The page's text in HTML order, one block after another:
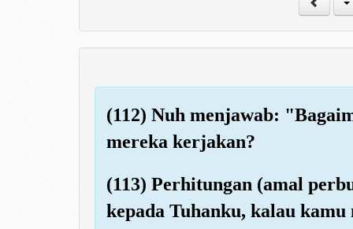
(112) Nuh menjawab:
mereka kerjakan?
(113) Perhitungan (amal
kepada Tuhanku, kalau kamu